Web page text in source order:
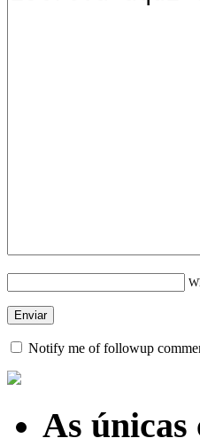
Notify me of followup
As únicas